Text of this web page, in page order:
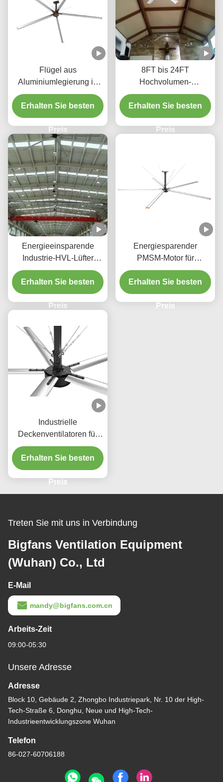
Flügel aus
Aluminiumlegierung in
Luftfahrtqualität für
industrielle HVLS-
Deckenventilatoren
Erhalten Sie besten
Preis
8FT bis 24FT
Hochvolumen-
Langsamlaufventilator für
Turnhallen &
Logistikzentren
Erhalten Sie besten
Preis
Energieeinsparende
Industrie-HVL-Lüfter
Hochströmungs-Lüfter für
industrielle Belüftung und
Fabrikkühlung
Erhalten Sie besten
Preis
Energiesparender
PMSM-Motor für
Lagerhallen, verwendeter
riesiger Industrie-HVLS-
Ventilator
Erhalten Sie besten
Preis
Industrielle
Deckenventilatoren für
Fabriken und
Werkstätten,
Energiesparende Lüfter
220/380V
Erhalten Sie besten
Preis
Treten Sie mit uns in Verbindung
Bigfans Ventilation Equipment
(Wuhan) Co., Ltd
E-Mail
mandy@bigfans.com.cn
Arbeits-Zeit
09:00-05:30
Unsere Adresse
Adresse
Block 10, Gebäude 2, Zhongbo Industriepark, Nr. 10 der High-
Tech-Straße 6, Donghu, Neue und High-Tech-
Industrieentwicklungszone Wuhan
Telefon
86-027-60706188